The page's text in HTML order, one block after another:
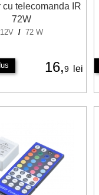
cu telecomanda IR
72W
12V / 72 W
16,9 lei